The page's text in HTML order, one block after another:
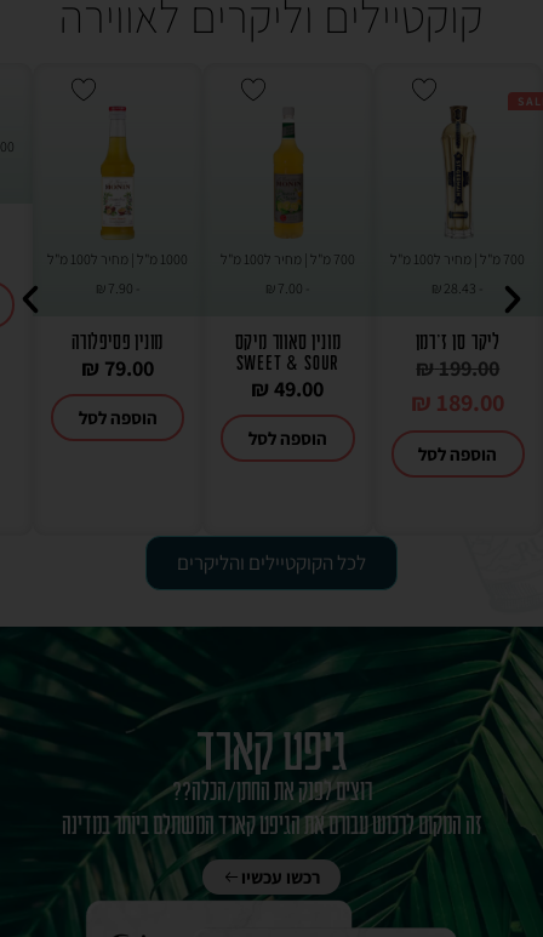
קוקטיילים וליקרים לאווירה
700 מ"ל | מחיר ל100 מ"ל
28.43
₪
ליקר סן ז'רמן
199.00
₪
189.00
₪
הוספה לסל
700 מ"ל | מחיר ל100 מ"ל
7.00
₪
מונין סאוור מיקס
SWEET & SOUR
49.00
₪
הוספה לסל
1000 מ"ל | מחיר ל100 מ"ל
7.90
₪
מונין פסיפלורה
79.00
₪
הוספה לסל
לכל הקוקטיילים והליקרים
גיפט קארד
רוצים לפנק את החתן/הכלה??
זה המקום לרכוש עבורם את הגיפט קארד המשתלם ביותר במדינה
רכשו עכשיו